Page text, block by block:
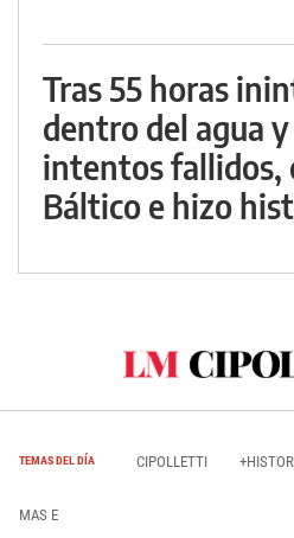
Tras 55 horas
dentro del agua
intentos fallidos,
Báltico e hizo
TEMAS DEL DÍA CIPOLLETTI
MAS E